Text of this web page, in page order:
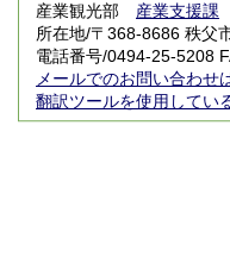
産業観光部 産業支援課
所在地/〒368-8686 秩父
電話番号/0494-25-5208
メールでのお問い合わせ
翻訳ツールを使用してい